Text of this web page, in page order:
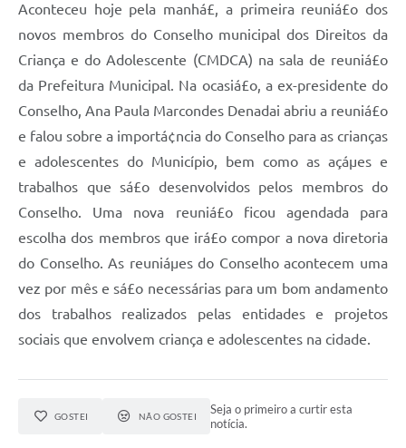
Aconteceu hoje pela manhá£, a primeira reuniá£o dos
novos membros do Conselho municipal dos Direitos da
Criança e do Adolescente (CMDCA) na sala de reuniá£o
da Prefeitura Municipal. Na ocasiá£o, a ex-presidente do
Conselho, Ana Paula Marcondes Denadai abriu a reuniá£o
e falou sobre a importá¢ncia do Conselho para as crianças
e adolescentes do Município, bem como as açáµes e
trabalhos que sá£o desenvolvidos pelos membros do
Conselho. Uma nova reuniá£o ficou agendada para
escolha dos membros que irá£o compor a nova diretoria
do Conselho. As reuniáµes do Conselho acontecem uma
vez por mês e sá£o necessárias para um bom andamento
dos trabalhos realizados pelas entidades e projetos
sociais que envolvem criança e adolescentes na cidade.
GOSTEI NÃO GOSTEI
Seja o primeiro a curtir esta
notícia.